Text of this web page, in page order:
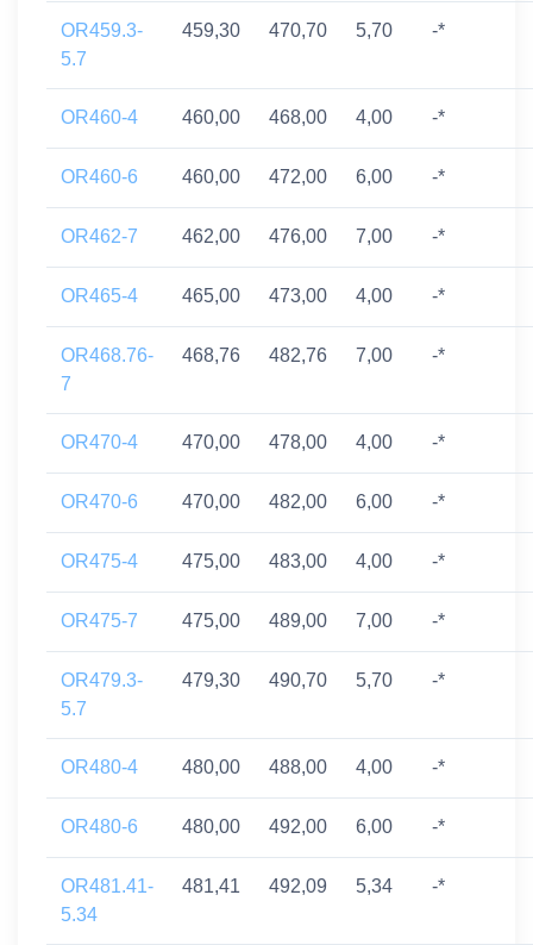
OR459.3-
5.7
459,30 470,70 5,70 -*
OR460-4 460,00 468,00 4,00 -*
OR460-6 460,00 472,00 6,00 -*
OR462-7 462,00 476,00 7,00 -*
OR465-4 465,00 473,00 4,00 -*
OR468.76-
7
468,76 482,76 7,00 -*
OR470-4 470,00 478,00 4,00 -*
OR470-6 470,00 482,00 6,00 -*
OR475-4 475,00 483,00 4,00 -*
OR475-7 475,00 489,00 7,00 -*
OR479.3-
5.7
479,30 490,70 5,70 -*
OR480-4 480,00 488,00 4,00 -*
OR480-6 480,00 492,00 6,00 -*
OR481.41-
5.34
481,41 492,09 5,34 -*